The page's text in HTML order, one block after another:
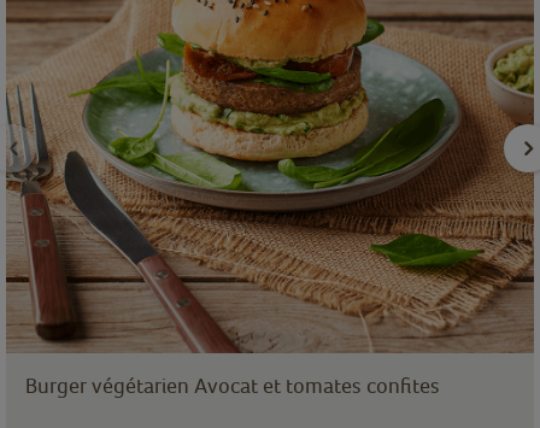
Burger végétarien Avocat et tomates confites